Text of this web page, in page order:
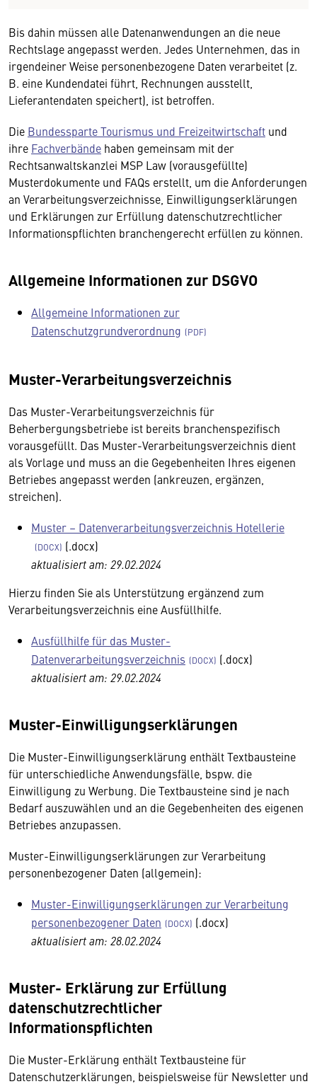
Bis dahin müssen alle Datenanwendungen an die neue
Rechtslage angepasst werden. Jedes Unternehmen, das in
irgendeiner Weise personenbezogene Daten verarbeitet (z.
B. eine Kundendatei führt, Rechnungen ausstellt,
Lieferantendaten speichert), ist betroffen.
Die Bundessparte Tourismus und Freizeitwirtschaft und
ihre Fachverbände haben gemeinsam mit der
Rechtsanwaltskanzlei MSP Law (vorausgefüllte)
Musterdokumente und FAQs erstellt, um die Anforderungen
an Verarbeitungsverzeichnisse, Einwilligungserklärungen
und Erklärungen zur Erfüllung datenschutzrechtlicher
Informationspflichten branchengerecht erfüllen zu können.
Allgemeine Informationen zur DSGVO
Allgemeine Informationen zur
Datenschutzgrundverordnung
Muster-Verarbeitungsverzeichnis
Das Muster-Verarbeitungsverzeichnis für
Beherbergungsbetriebe ist bereits branchenspezifisch
vorausgefüllt. Das Muster-Verarbeitungsverzeichnis dient
als Vorlage und muss an die Gegebenheiten Ihres eigenen
Betriebes angepasst werden (ankreuzen, ergänzen,
streichen).
Muster – Datenverarbeitungsverzeichnis Hotellerie
(.docx)
aktualisiert am: 29.02.2024
Hierzu finden Sie als Unterstützung ergänzend zum
Verarbeitungsverzeichnis eine Ausfüllhilfe.
Ausfüllhilfe für das Muster-
Datenverarbeitungsverzeichnis
(.docx)
aktualisiert am: 29.02.2024
Muster-Einwilligungserklärungen
Die Muster-Einwilligungserklärung enthält Textbausteine
für unterschiedliche Anwendungsfälle, bspw. die
Einwilligung zu Werbung. Die Textbausteine sind je nach
Bedarf auszuwählen und an die Gegebenheiten des eigenen
Betriebes anzupassen.
Muster-Einwilligungserklärungen zur Verarbeitung
personenbezogener Daten (allgemein):
Muster-Einwilligungserklärungen zur Verarbeitung
personenbezogener Daten
(.docx)
aktualisiert am: 28.02.2024
Muster- Erklärung zur Erfüllung
datenschutzrechtlicher
Informationspflichten
Die Muster-Erklärung enthält Textbausteine für
Datenschutzerklärungen, beispielsweise für Newsletter und